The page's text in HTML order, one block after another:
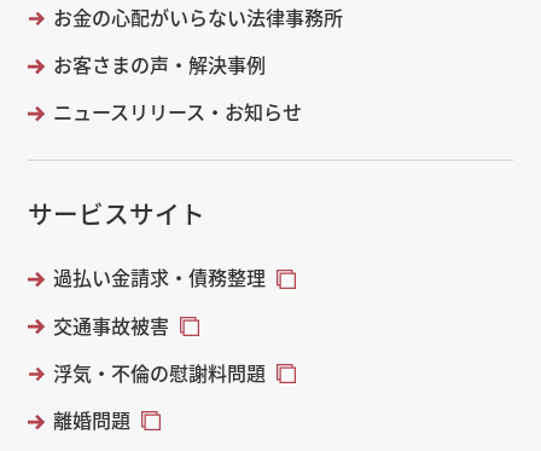
お金の心配がいらない法律事務所
お客さまの声・解決事例
ニュースリリース・お知らせ
サービスサイト
過払い金請求・債務整理
交通事故被害
浮気・不倫の慰謝料問題
離婚問題